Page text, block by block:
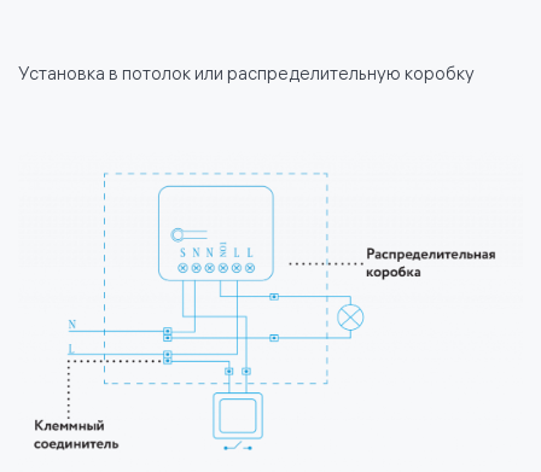
Установка в потолок или распределительную коробку